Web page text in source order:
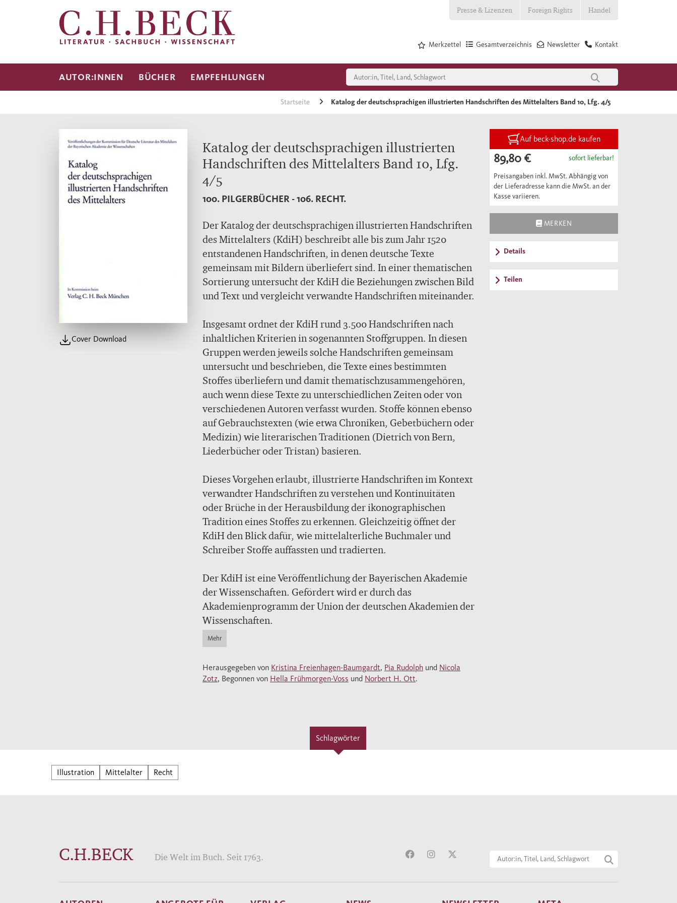
Presse & Lizenzen Foreign Rights Handel
Kontakt
Newsletter
Gesamtverzeichnis
Merkzettel
AUTOR:INNEN BÜCHER EMPFEHLUNGEN
Startseite Katalog der deutschsprachigen illustrierten Handschriften des Mittelalters Band 10, Lfg. 4/5
Cover Download
Katalog der deutschsprachigen illustrierten
Handschriften des Mittelalters Band 10, Lfg.
4/5
100. PILGERBÜCHER - 106. RECHT.
Der Katalog der deutschsprachigen illustrierten Handschriften
des Mittelalters (KdiH) beschreibt alle bis zum Jahr 1520
entstandenen Handschriften, in denen deutsche Texte
gemeinsam mit Bildern überliefert sind. In einer thematischen
Sortierung untersucht der KdiH die Beziehungen zwischen Bild
und Text und vergleicht verwandte Handschriften miteinander.
Insgesamt ordnet der KdiH rund 3.500 Handschriften nach
inhaltlichen Kriterien in sogenannten Stoffgruppen. In diesen
Gruppen werden jeweils solche Handschriften gemeinsam
untersucht und beschrieben, die Texte eines bestimmten
Stoffes überliefern und damit thematischzusammengehören,
auch wenn diese Texte zu unterschiedlichen Zeiten oder von
verschiedenen Autoren verfasst wurden. Stoffe können ebenso
auf Gebrauchstexten (wie etwa Chroniken, Gebetbüchern oder
Medizin) wie literarischen Traditionen (Dietrich von Bern,
Liederbücher oder Tristan) basieren.
Dieses Vorgehen erlaubt, illustrierte Handschriften im Kontext
verwandter Handschriften zu verstehen und Kontinuitäten
oder Brüche in der Herausbildung der ikonographischen
Tradition eines Stoffes zu erkennen. Gleichzeitig öffnet der
KdiH den Blick dafür, wie mittelalterliche Buchmaler und
Schreiber Stoffe auffassten und tradierten.
Der KdiH ist eine Veröffentlichung der Bayerischen Akademie
der Wissenschaften. Gefördert wird er durch das
Akademienprogramm der Union der deutschen Akademien der
Wissenschaften.
Mehr
Herausgegeben von Kristina Freienhagen-Baumgardt, Pia Rudolph und Nicola
Zotz, Begonnen von Hella Frühmorgen-Voss und Norbert H. Ott.
Auf beck-shop.de kaufen
89,80 € sofort lieferbar!
Preisangaben inkl. MwSt. Abhängig von
der Lieferadresse kann die MwSt. an der
Kasse variieren.
MERKEN
Details
Teilen
Schlagwörter
Illustration Mittelalter Recht
C.H.BECK Die Welt im Buch. Seit 1763.